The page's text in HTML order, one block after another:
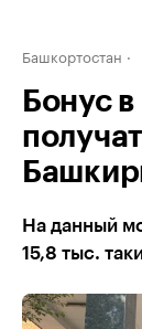
Башкортостан
Бонус
На данный
15,8 тыс.